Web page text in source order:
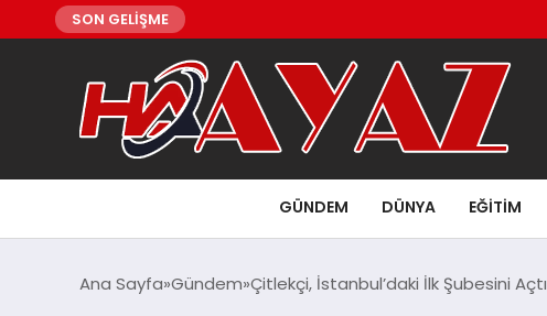
SON GELİŞME
GÜNDEM DÜNYA EĞITIM
Ana Sayfa Gündem Çitlekçi, İstanbul’daki İlk Şubesini Açtı